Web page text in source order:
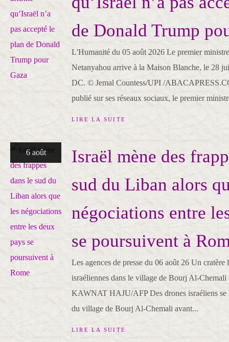
de Donald Trump
L'Humanité du 05 août 2026 Le premier
Netanyahou arrive à la Maison Blanche, le 28
DC. © Jemal Countess/UPI /
publié sur ses réseaux sociaux, le premier
LIRE LA SUITE
6 août
Israël mène des
sud du Liban alors
négociations entre
se poursuivent à
Les agences de presse du 06 août 26 Un cratère
israéliennes dans le village de Bourj Al-
KAWNAT HAJU/AFP Des drones israéliens se
du village de Bourj Al-Chemali avant...
LIRE LA SUITE